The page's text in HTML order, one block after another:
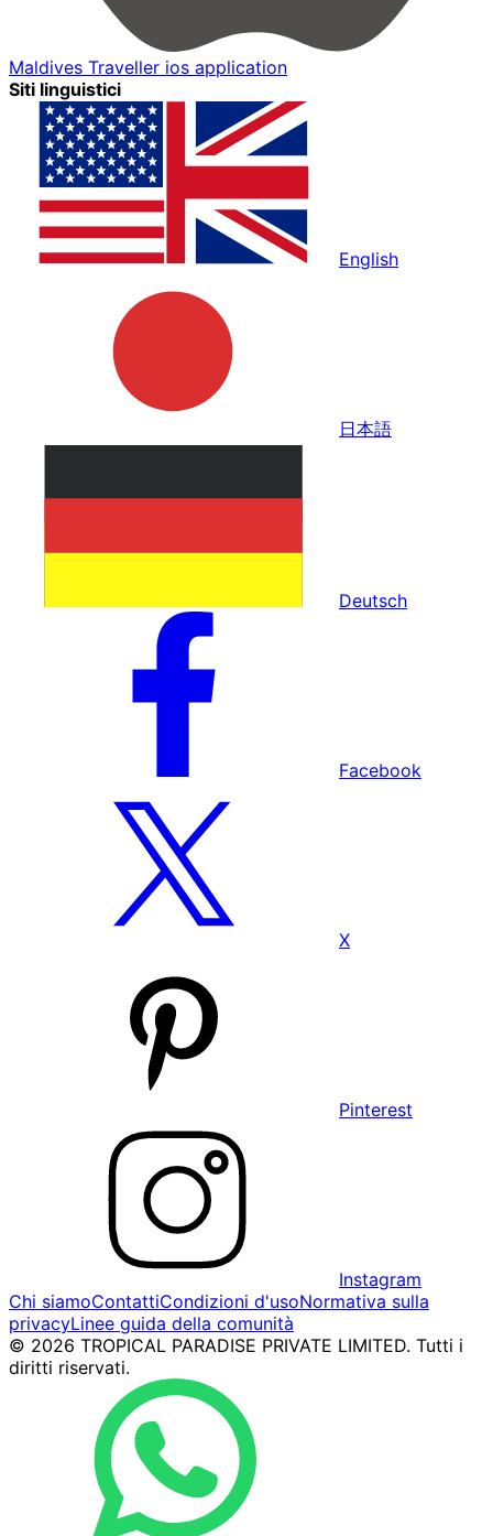
Maldives Traveller ios application
Siti linguistici
English
日本語
Deutsch
Facebook
X
Pinterest
Instagram
Chi siamoContattiCondizioni d'usoNormativa sulla
privacyLinee guida della comunità
© 2026 TROPICAL PARADISE PRIVATE LIMITED. Tutti i
diritti riservati.